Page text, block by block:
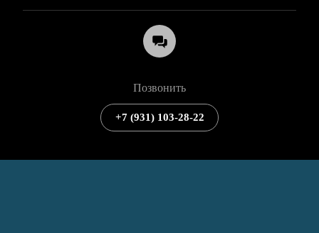
Позвонить
+7 (931) 103-28-22